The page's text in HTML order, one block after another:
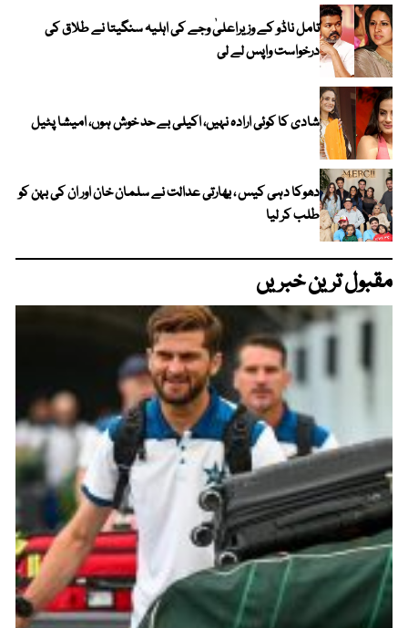
تامل ناڈو کے وزیراعلیٰ وجے کی اہلیہ سنگیتا نے طلاق کی
درخواست واپس لے لی
شادی کا کوئی ارادہ نہیں، اکیلی بے حد خوش ہوں، امیشا پٹیل
دھوکا دہی کیس ، بھارتی عدالت نے سلمان خان اور ان کی بہن کو
طلب کر لیا
مقبول ترین خبریں